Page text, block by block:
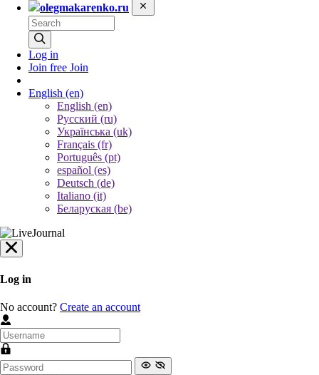
olegmakarenko.ru
Log in
Join free Join
English (en)
English (en)
Русский (ru)
Українська (uk)
Français (fr)
Português (pt)
español (es)
Deutsch (de)
Italiano (it)
Беларуская (be)
Log in
No account? Create an account